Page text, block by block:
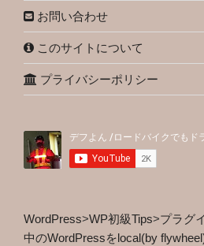
お問い合わせ
このサイトについて
プライバシーポリシー
WordPress>WP初級Tips>プラグ
中のWordPressをlocal(by